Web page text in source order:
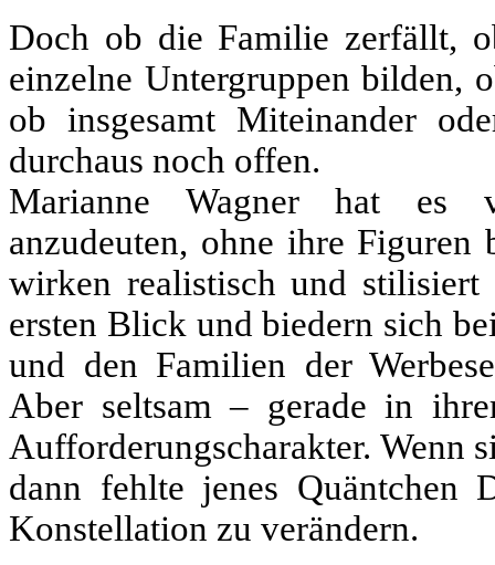
Doch ob die Familie zerfällt,
einzelne Untergruppen bilden,
ob insgesamt Miteinander
durchaus noch offen.
Marianne Wagner hat es
anzudeuten, ohne ihre
wirken realistisch und
ersten Blick und biedern sich
und den Familien der
Aber seltsam – gerade in
Aufforderungscharakter. Wenn
dann fehlte jenes Quäntchen
Konstellation zu verändern.